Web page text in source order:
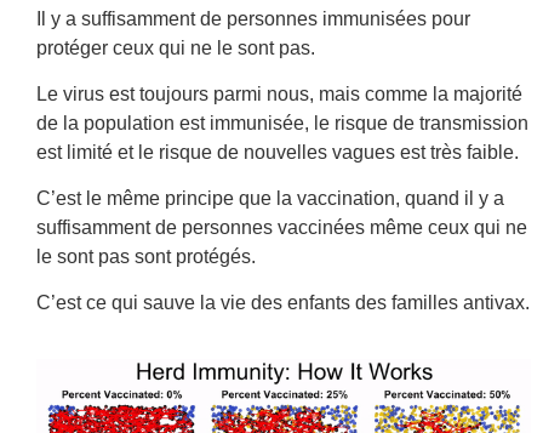
Il y a suffisamment de personnes immunisées pour
protéger ceux qui ne le sont pas.
Le virus est toujours parmi nous, mais comme la majorité
de la population est immunisée, le risque de transmission
est limité et le risque de nouvelles vagues est très faible.
C’est le même principe que la vaccination, quand il y a
suffisamment de personnes vaccinées même ceux qui ne
le sont pas sont protégés.
C’est ce qui sauve la vie des enfants des familles antivax.